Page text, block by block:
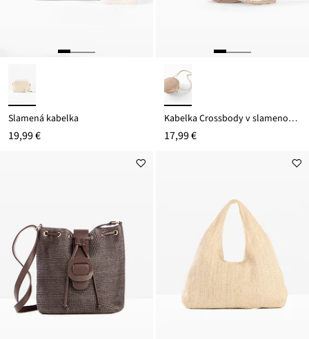
Slamená kabelka
19,99 €
Kabelka Crossbody v slamenom vzhľade
17,99 €